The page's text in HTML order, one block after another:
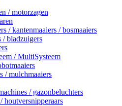
/ motorzagen
/ kantenmaaiers / bosmaaiers
/ bladzuigers
/ MultiSysteem
/ mulchmaaiers
/ gazonbeluchters
houtversnipperaars